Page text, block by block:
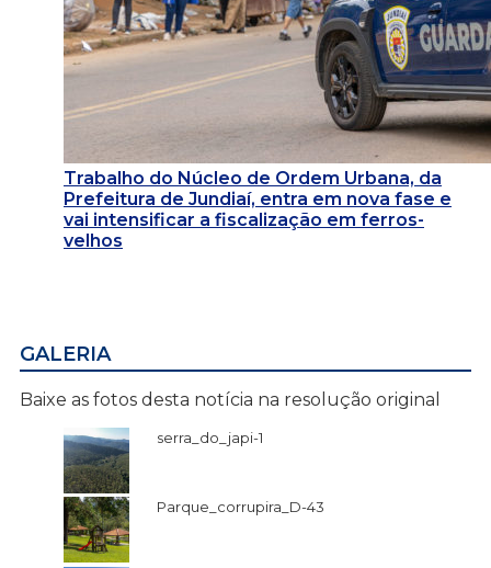
Trabalho do Núcleo de Ordem Urbana, da
Prefeitura de Jundiaí, entra em nova fase e
vai intensificar a fiscalização em ferros-
velhos
GALERIA
Baixe as fotos desta notícia na resolução original
serra_do_japi-1
Parque_corrupira_D-43